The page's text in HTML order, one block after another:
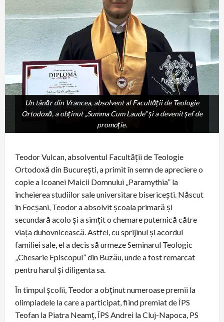
Un tânăr din Vrancea, absolvent al Facultății de Teologie
Ortodoxă, a obținut „Summa Cum Laude” și a devenit șef de
promoție.
Un tânăr din Vrancea, absolvent al Facultății de Teologie
Ortodoxă, a obținut „Summa Cum Laude” și a devenit șef de
promoție.
Teodor Vulcan, absolventul Facultății de Teologie
Ortodoxă din București, a primit în semn de apreciere o
copie a Icoanei Maicii Domnului „Paramythia” la
încheierea studiilor sale universitare bisericești. Născut
în Focșani, Teodor a absolvit școala primară și
secundară acolo și a simțit o chemare puternică către
viața duhovnicească. Astfel, cu sprijinul și acordul
familiei sale, el a decis să urmeze Seminarul Teologic
„Chesarie Episcopul” din Buzău, unde a fost remarcat
pentru harul și diligenta sa.
În timpul școlii, Teodor a obținut numeroase premii la
olimpiadele la care a participat, fiind premiat de ÎPS
Teofan la Piatra Neamț, ÎPS Andrei la Cluj-Napoca, PS